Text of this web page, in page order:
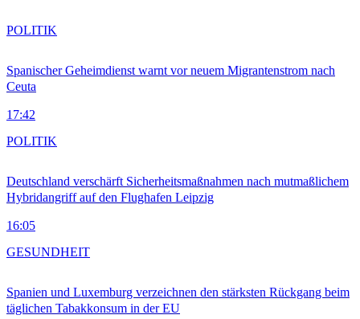
Spanischer Geheimdienst warnt vor neuem Migrantenstrom nach
Ceuta
17:42
POLITIK
Deutschland verschärft Sicherheitsmaßnahmen nach mutmaßlichem
Hybridangriff auf den Flughafen Leipzig
16:05
POLITIK
Spanien und Luxemburg verzeichnen den stärksten Rückgang beim
täglichen Tabakkonsum in der EU
GESUNDHEIT